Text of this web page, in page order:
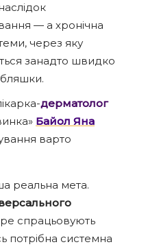
— а хронічна
через яку
занадто швидко
дерматолог
Байол Яна
варто
реальна мета.
спрацьовують
потрібна системна